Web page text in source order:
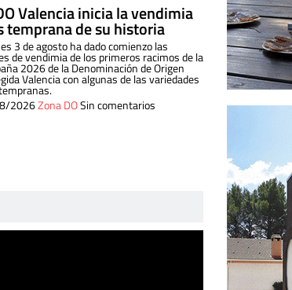
Valencia inicia la vendimia
temprana de su historia
3 de agosto ha dado comienzo las
de vendimia de los primeros racimos de la
2026 de la Denominación de Origen
Valencia con algunas de las variedades
2026Zona DOSin comentarios